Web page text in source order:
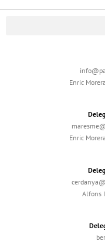
Enric
Enric
Alfons